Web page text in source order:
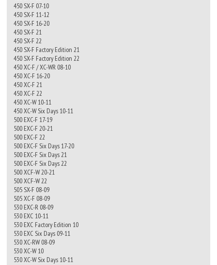
450 SX-F 07-10
450 SX-F 11-12
450 SX-F 16-20
450 SX-F 21
450 SX-F 22
450 SX-F Factory Edition 21
450 SX-F Factory Edition 22
450 XC-F / XC-WR 08-10
450 XC-F 16-20
450 XC-F 21
450 XC-F 22
450 XC-W 10-11
450 XC-W Six Days 10-11
500 EXC-F 17-19
500 EXC-F 20-21
500 EXC-F 22
500 EXC-F Six Days 17-20
500 EXC-F Six Days 21
500 EXC-F Six Days 22
500 XCF-W 20-21
500 XCF-W 22
505 SX-F 08-09
505 XC-F 08-09
530 EXC-R 08-09
530 EXC 10-11
530 EXC Factory Edition 10
530 EXC Six Days 09-11
530 XC-RW 08-09
530 XC-W 10
530 XC-W Six Days 10-11